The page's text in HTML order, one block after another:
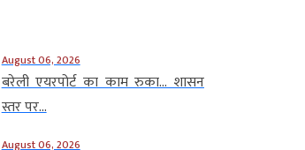
August 06, 2026
बरेली एयरपोर्ट का काम रुका… शासन
स्तर पर...
August 06, 2026